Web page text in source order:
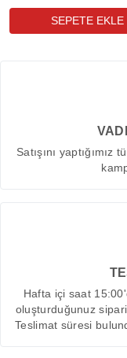
Satışını
Hafta içi saat
oluşturduğunuz
Teslimat süresi